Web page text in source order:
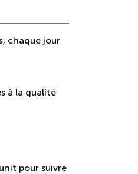
chaque jour
à la qualité
pour suivre